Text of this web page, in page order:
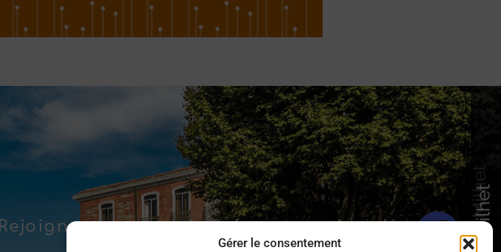
Gérer le consentement
Rejoignez-nous sur les réseaux sociaux !